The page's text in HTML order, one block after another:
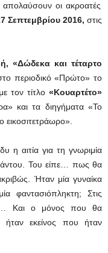
απολαύσουν οι ακροατές
Σεπτεμβρίου 2016, στις
«Δώδεκα και τέταρτο
περιοδικό «Πρώτο» το
τον τίτλο «Κουαρτέτο»
και τα διηγήματα «Το
η αιτία για τη γνωριμία
Του είπε… πως θα
Ήταν μία γυναίκα
φαντασιόπληκτη; Στις
Και ο μόνος που θα
εκείνος που ήταν